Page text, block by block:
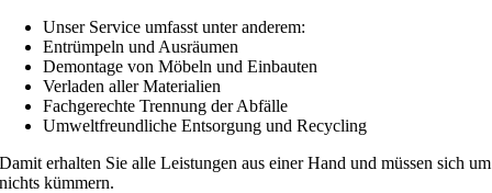
Unser Service umfasst unter anderem:
Entrümpeln und Ausräumen
Demontage von Möbeln und Einbauten
Verladen aller Materialien
Fachgerechte Trennung der Abfälle
Umweltfreundliche Entsorgung und Recycling
Damit erhalten Sie alle Leistungen aus einer Hand und müssen sich um
nichts kümmern.